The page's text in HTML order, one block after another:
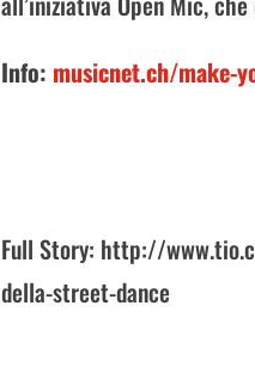
Info: musicnet.ch/make-
Full Story: http://
della-street-dance